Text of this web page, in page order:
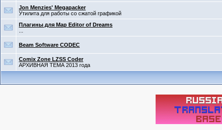
Jon Menzies' Megapacker
Утилита для работы со сжатой графикой
Плагины для Map Editor of Dreams
Beam Software CODEC
Comix Zone LZSS Coder
АРХИВНАЯ ТЕМА 2013 года